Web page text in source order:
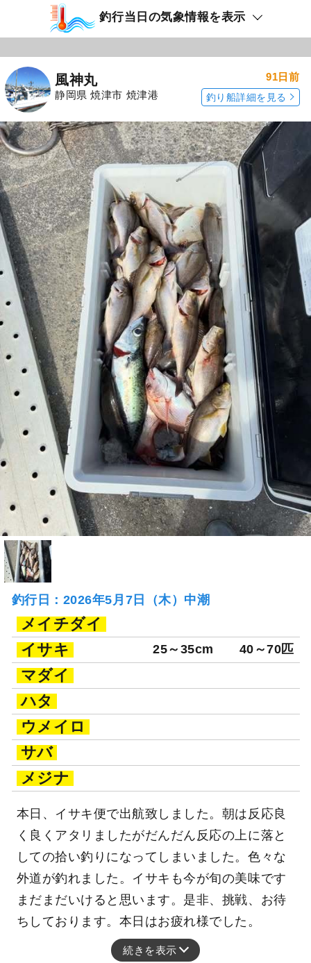
釣行当日の気象情報を表示
風神丸
静岡県 焼津市 焼津港
91日前
釣り船詳細を見る
釣行日：2026年5月7日（木）中潮
メイチダイ
イサキ
25～35cm 40～70匹
マダイ
ハタ
ウメイロ
サバ
メジナ
本日、イサキ便で出航致しました。朝は反応良
く良くアタリましたがだんだん反応の上に落と
しての拾い釣りになってしまいました。色々な
外道が釣れました。イサキも今が旬の美味です
まだまだいけると思います。是非、挑戦、お待
ちしております。本日はお疲れ様でした。
続きを表示